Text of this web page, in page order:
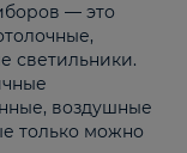
— это
светильники.
воздушные
только можно